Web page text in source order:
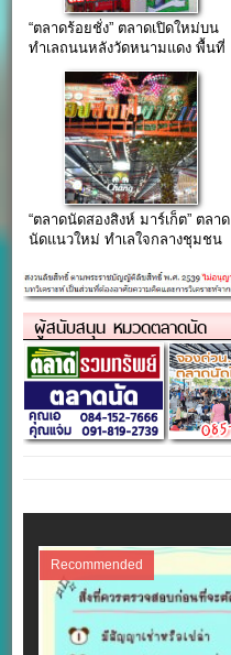
“ตลาดร้อยชั่ง” ตลาดเปิดใหม่บน
ทำเลถนนหลังวัดหนามแดง พื้นที่
“ตลาดนัดสองสิงห์ มาร์เก็ต” ตลาด
นัดแนวใหม่ ทำเลใจกลางชุมชน
ผู้สนับสนุน หมวดตลาดนัด
Recommended